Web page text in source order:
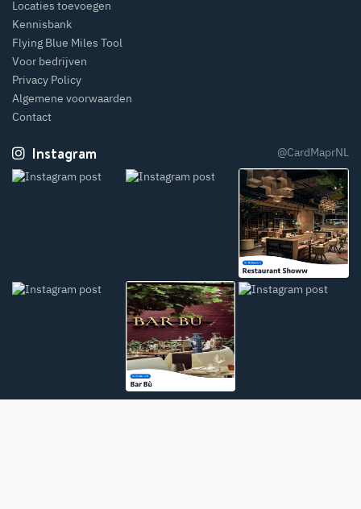
Locaties toevoegen
Kennisbank
Flying Blue Miles Tool
Voor bedrijven
Privacy Policy
Algemene voorwaarden
Contact
Instagram @CardMaprNL